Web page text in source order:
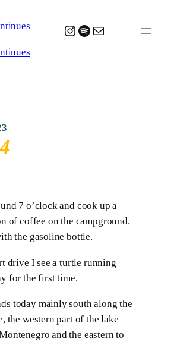
Instagram
Spotify
Mail
7 o’clock and cook up a
of coffee on the campground.
the gasoline bottle.
drive I see a turtle running
for the first time.
today mainly south along the
the western part of the lake
and the eastern to